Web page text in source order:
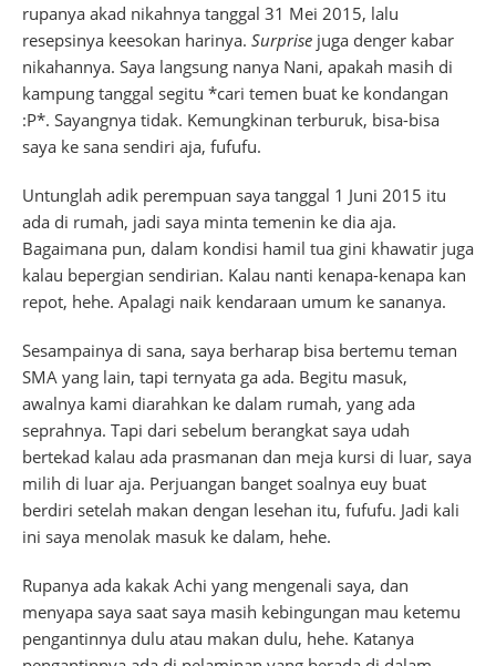
rupanya akad nikahnya tanggal 31 Mei 2015, lalu
resepsinya keesokan harinya. Surprise juga denger kabar
nikahannya. Saya langsung nanya Nani, apakah masih di
kampung tanggal segitu *cari temen buat ke kondangan
:P*. Sayangnya tidak. Kemungkinan terburuk, bisa-bisa
saya ke sana sendiri aja, fufufu.
Untunglah adik perempuan saya tanggal 1 Juni 2015 itu
ada di rumah, jadi saya minta temenin ke dia aja.
Bagaimana pun, dalam kondisi hamil tua gini khawatir juga
kalau bepergian sendirian. Kalau nanti kenapa-kenapa kan
repot, hehe. Apalagi naik kendaraan umum ke sananya.
Sesampainya di sana, saya berharap bisa bertemu teman
SMA yang lain, tapi ternyata ga ada. Begitu masuk,
awalnya kami diarahkan ke dalam rumah, yang ada
seprahnya. Tapi dari sebelum berangkat saya udah
bertekad kalau ada prasmanan dan meja kursi di luar, saya
milih di luar aja. Perjuangan banget soalnya euy buat
berdiri setelah makan dengan lesehan itu, fufufu. Jadi kali
ini saya menolak masuk ke dalam, hehe.
Rupanya ada kakak Achi yang mengenali saya, dan
menyapa saya saat saya masih kebingungan mau ketemu
pengantinnya dulu atau makan dulu, hehe. Katanya